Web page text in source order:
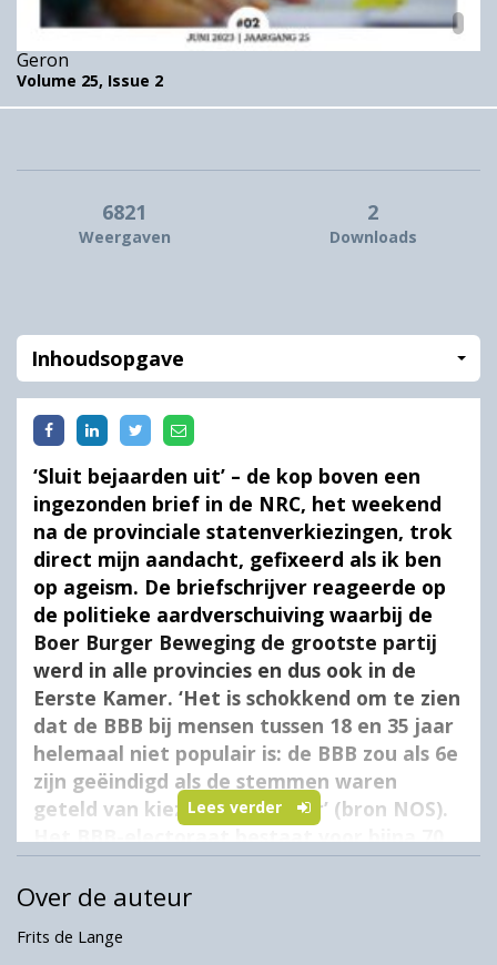
Geron
Volume 25, Issue 2
6821
Weergaven
2
Downloads
Inhoudsopgave
Lees verder
‘Sluit bejaarden uit’ – de kop boven een
ingezonden brief in de NRC, het weekend
na de provinciale statenverkiezingen, trok
direct mijn aandacht, gefixeerd als ik ben
op ageism. De briefschrijver reageerde op
de politieke aardverschuiving waarbij de
Boer Burger Beweging de grootste partij
werd in alle provincies en dus ook in de
Eerste Kamer. ‘Het is schokkend om te zien
dat de BBB bij mensen tussen 18 en 35 jaar
helemaal niet populair is: de BBB zou als 6e
zijn geëindigd als de stemmen waren
geteld van kiezers tot 35 jaar’ (bron NOS).
Het BBB-electoraat bestaat voor bijna 70
procent uit 50-plussers, meldt dezelfde
krant elders, terwijl de partij maar 3
jaar, het slechtst van alle partijen. ‘BBB
Over de auteur
Frits de Lange